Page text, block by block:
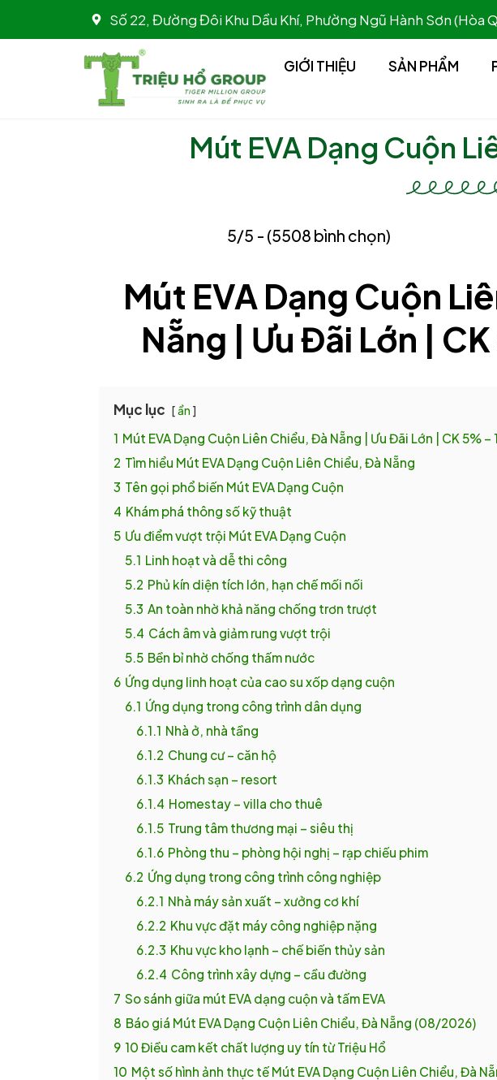
Số 22, Đường Đôi Khu Dầu Khí, Phường Ngũ Hành Sơn (Hòa
GIỚI THIỆU SẢN PHẨM
Mút EVA Dạng Cuộn
5/5 - (5508 bình chọn)
Mút EVA Dạng Cuộn
Nẵng | Ưu Đãi Lớn |
Mục lục ẩn
1 Mút EVA Dạng Cuộn Liên Chiểu, Đà Nẵng | Ưu Đãi Lớn | CK 5% –
2 Tìm hiểu Mút EVA Dạng Cuộn Liên Chiểu, Đà Nẵng
3 Tên gọi phổ biến Mút EVA Dạng Cuộn
4 Khám phá thông số kỹ thuật
5 Ưu điểm vượt trội Mút EVA Dạng Cuộn
5.1 Linh hoạt và dễ thi công
5.2 Phủ kín diện tích lớn, hạn chế mối nối
5.3 An toàn nhờ khả năng chống trơn trượt
5.4 Cách âm và giảm rung vượt trội
5.5 Bền bỉ nhờ chống thấm nước
6 Ứng dụng linh hoạt của cao su xốp dạng cuộn
6.1 Ứng dụng trong công trình dân dụng
6.1.1 Nhà ở, nhà tầng
6.1.2 Chung cư – căn hộ
6.1.3 Khách sạn – resort
6.1.4 Homestay – villa cho thuê
6.1.5 Trung tâm thương mại – siêu thị
6.1.6 Phòng thu – phòng hội nghị – rạp chiếu phim
6.2 Ứng dụng trong công trình công nghiệp
6.2.1 Nhà máy sản xuất – xưởng cơ khí
6.2.2 Khu vực đặt máy công nghiệp nặng
6.2.3 Khu vực kho lạnh – chế biến thủy sản
6.2.4 Công trình xây dựng – cầu đường
7 So sánh giữa mút EVA dạng cuộn và tấm EVA
8 Báo giá Mút EVA Dạng Cuộn Liên Chiểu, Đà Nẵng (08/2026)
9 10 Điều cam kết chất lượng uy tín từ Triệu Hổ
10 Một số hình ảnh thực tế Mút EVA Dạng Cuộn Liên Chiểu, Đà